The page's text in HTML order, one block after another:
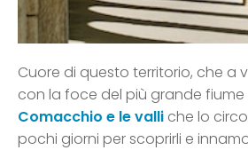
Cuore di questo territorio, che a
con la foce del più grande
Comacchio e le valli che lo
pochi giorni per scoprirli e